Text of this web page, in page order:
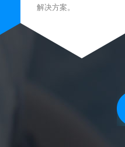
解决方案。